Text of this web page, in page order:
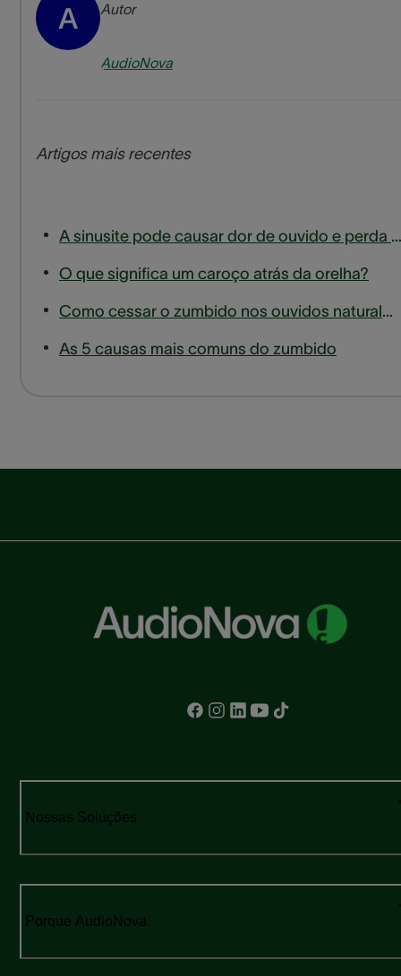
A Autor
AudioNova
Artigos mais recentes
A sinusite pode causar dor de ouvido e perda de audição?
O que significa um caroço atrás da orelha?
Como cessar o zumbido nos ouvidos naturalmente
As 5 causas mais comuns do zumbido
Nossas Soluções
Porque AudioNova